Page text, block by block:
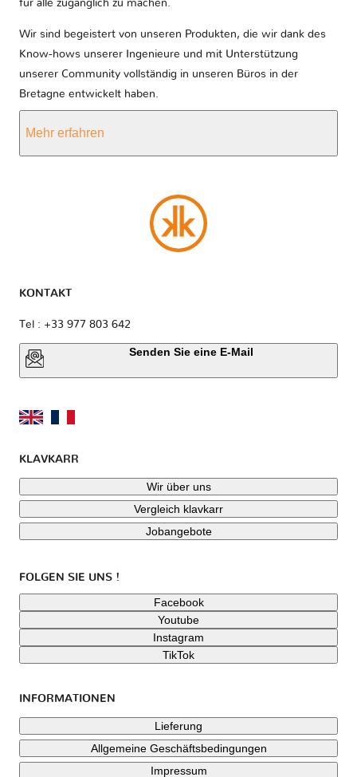
für alle zugänglich zu machen.
Wir sind begeistert von unseren Produkten, die wir dank des
Know-hows unserer Ingenieure und mit Unterstützung
unserer Community vollständig in unseren Büros in der
Bretagne entwickelt haben.
Mehr erfahren
KONTAKT
Tel : +33 977 803 642
Senden Sie eine E-Mail
KLAVKARR
Wir über uns
Vergleich klavkarr
Jobangebote
FOLGEN SIE UNS !
Facebook
Youtube
Instagram
TikTok
INFORMATIONEN
Lieferung
Allgemeine Geschäftsbedingungen
Impressum